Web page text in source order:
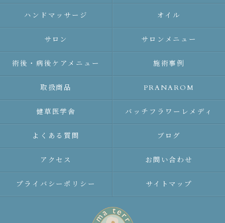
ハンドマッサージ オイル
サロン サロンメニュー
術後・病後ケアメニュー 施術事例
取扱商品 PRANAROM
健草医学舎 バッチフラワーレメディ
よくある質問 ブログ
アクセス お問い合わせ
プライバシーポリシー サイトマップ